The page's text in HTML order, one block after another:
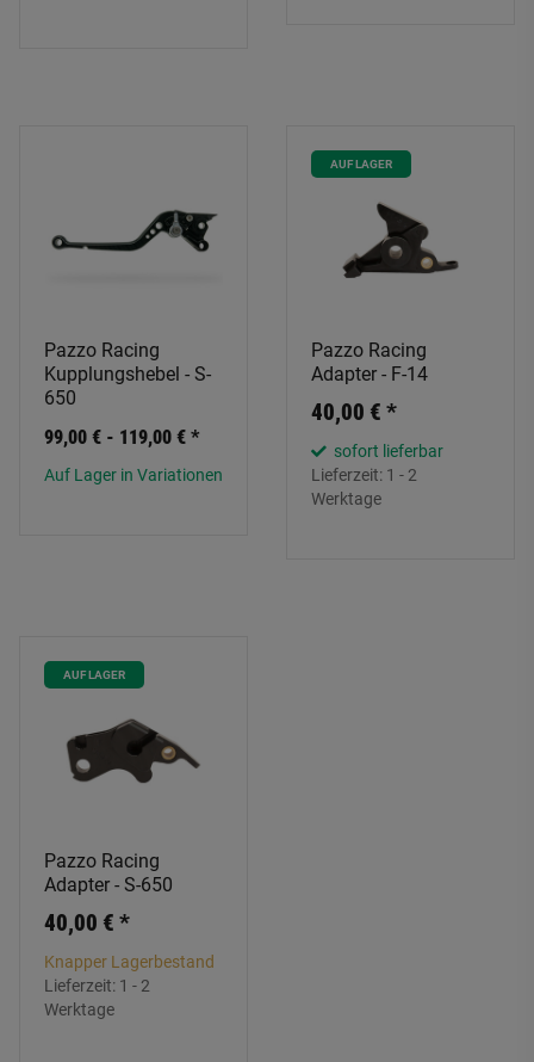
Pazzo Racing
Kupplungshebel - S-
650
99,00 € - 119,00 € *
Auf Lager in Variationen
AUF LAGER
Pazzo Racing
Adapter - F-14
40,00 € *
sofort lieferbar
Lieferzeit: 1 - 2
Werktage
AUF LAGER
Pazzo Racing
Adapter - S-650
40,00 € *
Knapper Lagerbestand
Lieferzeit: 1 - 2
Werktage